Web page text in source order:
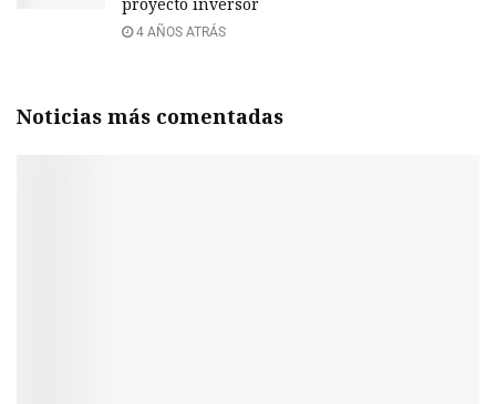
4 AÑOS ATRÁS
Noticias más comentadas